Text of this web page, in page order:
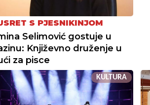
S PJESNIKINJOM
Selimović gostuje u
Književno druženje u
za pisce
KULTURA